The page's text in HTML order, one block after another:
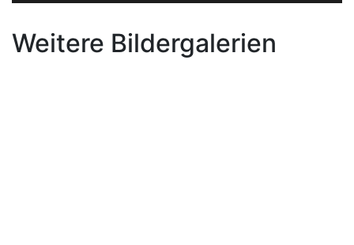
Weitere Bildergalerien